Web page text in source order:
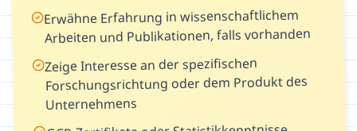
Erwähne Erfahrung in wissenschaftlichem
Arbeiten und Publikationen, falls vorhanden
Zeige Interesse an der spezifischen
Forschungsrichtung oder dem Produkt des
Unternehmens